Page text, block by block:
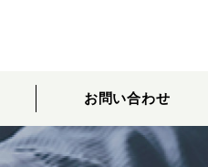
お問い合わせ